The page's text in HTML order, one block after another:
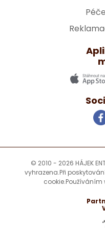
© 2010 - 2026 HÁJEK
vyhrazena.Při
cookie.Používáním